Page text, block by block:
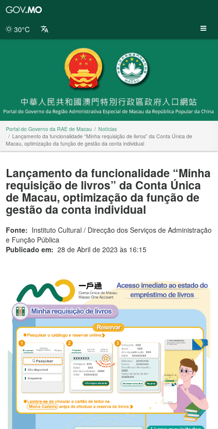
da
30°C
Portal do Governo da RAE de Macau
Notícias
Lançamento da funcionalidade “Minha requisição de livros” da Conta Única de
Macau, optimização da função de gestão da conta individual
Lançamento da funcionalidade “Minha
requisição de livros” da Conta Única
de Macau, optimização da função de
gestão da conta individual
Fonte: Instituto Cultural / Direcção dos Serviços de Administração
e Função Pública
Publicado em: 28 de Abril de 2023 às 16:15